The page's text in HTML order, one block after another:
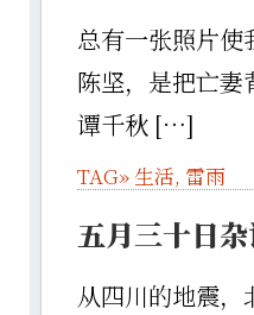
总有一张照片
陈坚，是把亡
谭千秋 […]
TAG» 生活, 雷雨
五月三十日
从四川的地震